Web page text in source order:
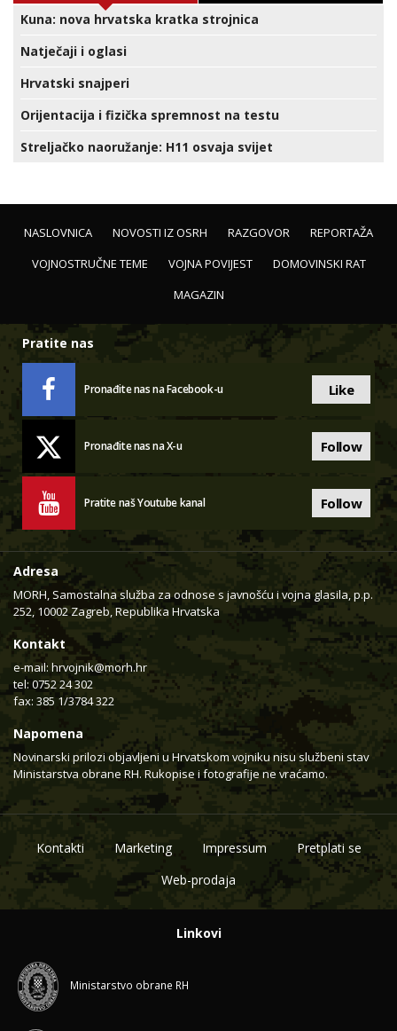
Kuna: nova hrvatska kratka strojnica
Natječaji i oglasi
Hrvatski snajperi
Orijentacija i fizička spremnost na testu
Streljačko naoružanje: H11 osvaja svijet
NASLOVNICA NOVOSTI IZ OSRH RAZGOVOR
REPORTAŽA
VOJNOSTRUČNE TEME
VOJNA POVIJEST
DOMOVINSKI RAT
MAGAZIN
Pratite nas
Pronađite nas na Facebook-u Like
Pronađite nas na X-u Follow
Pratite naš Youtube kanal Follow
Adresa
MORH, Samostalna služba za odnose s javnošću i vojna glasila, p.p.
252, 10002 Zagreb, Republika Hrvatska
Kontakt
e-mail: hrvojnik@morh.hr
tel: 0752 24 302
fax: 385 1/3784 322
Napomena
Novinarski prilozi objavljeni u Hrvatskom vojniku nisu službeni stav
Ministarstva obrane RH. Rukopise i fotografije ne vraćamo.
Kontakti Marketing Impressum
Pretplati se
Web-prodaja
Linkovi
Ministarstvo obrane RH